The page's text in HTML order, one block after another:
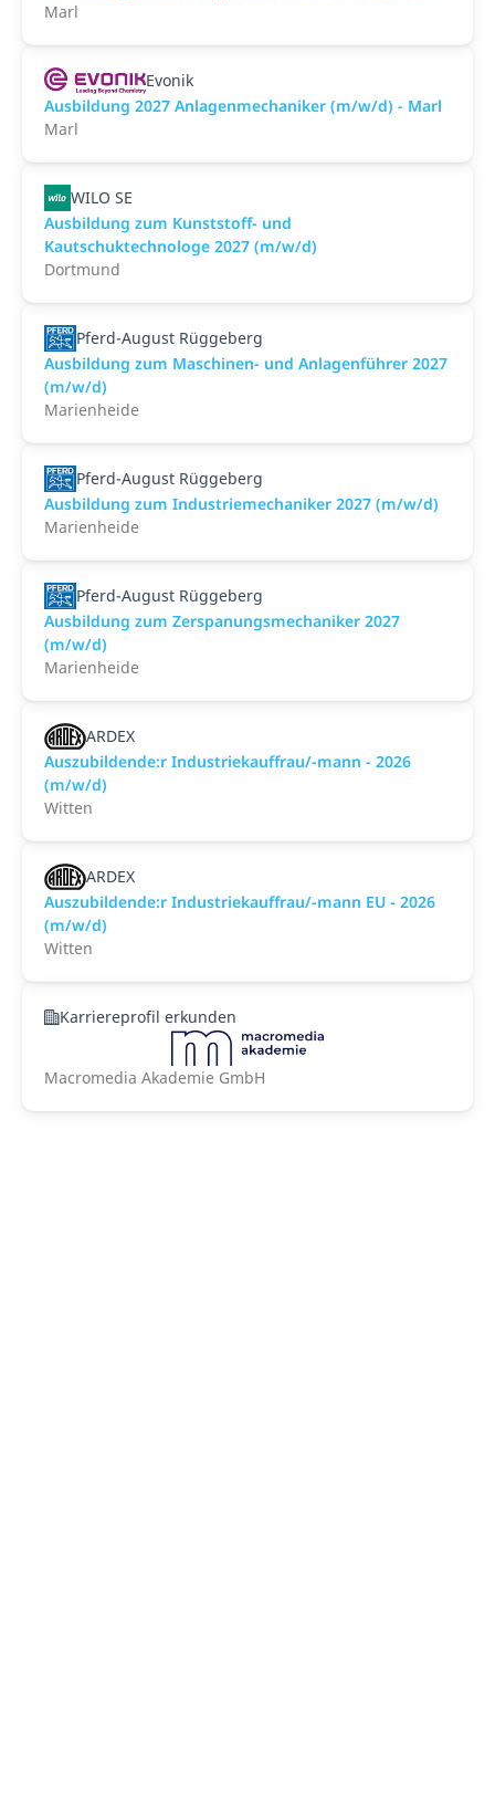
Marl
Evonik
Ausbildung 2027 Anlagenmechaniker (m/w/d) - Marl
Marl
WILO SE
Ausbildung zum Kunststoff- und
Kautschuktechnologe 2027 (m/w/d)
Dortmund
Pferd-August Rüggeberg
Ausbildung zum Maschinen- und Anlagenführer 2027
(m/w/d)
Marienheide
Pferd-August Rüggeberg
Ausbildung zum Industriemechaniker 2027 (m/w/d)
Marienheide
Pferd-August Rüggeberg
Ausbildung zum Zerspanungsmechaniker 2027
(m/w/d)
Marienheide
ARDEX
Auszubildende:r Industriekauffrau/-mann - 2026
(m/w/d)
Witten
ARDEX
Auszubildende:r Industriekauffrau/-mann EU - 2026
(m/w/d)
Witten
Karriereprofil erkunden
Macromedia Akademie GmbH